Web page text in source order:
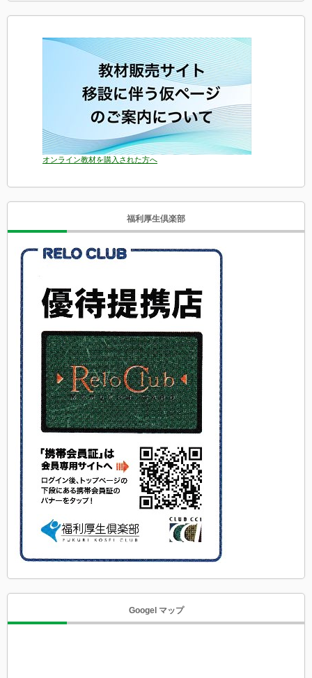
オンライン教材を購入された方へ
福利厚生倶楽部
Googel マップ